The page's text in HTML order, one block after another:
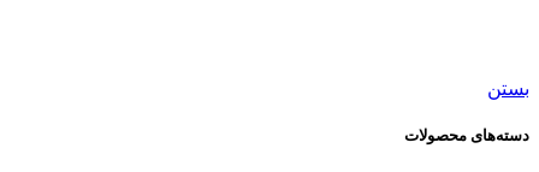
بستن
دسته‌های محصولات